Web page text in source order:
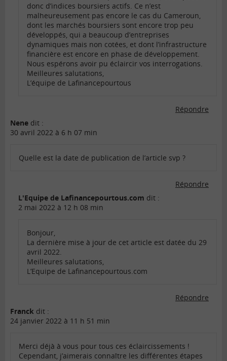
donc d’indices boursiers actifs. Ce n’est
malheureusement pas encore le cas du Cameroun,
dont les marchés boursiers sont encore trop peu
développés, qui a beaucoup d’entreprises
dynamiques mais non cotées, et dont l’infrastructure
financière est encore en phase de développement.
Nous espérons avoir pu éclaircir vos interrogations.
Meilleures salutations,
L’équipe de Lafinancepourtous
Répondre
Nene dit :
30 avril 2022 à 6 h 07 min
Quelle est la date de publication de l’article svp ?
Répondre
L'Equipe de Lafinancepourtous.com dit :
2 mai 2022 à 12 h 08 min
Bonjour,
La dernière mise à jour de cet article est datée du 29
avril 2022.
Meilleures salutations,
L’Equipe de Lafinancepourtous.com
Répondre
Franck dit :
24 janvier 2022 à 11 h 51 min
Merci déjà à vous pour tous ces éclaircissements !
Cependant, j’aimerais connaître les différentes étapes